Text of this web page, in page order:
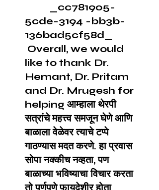
_cc781905-
5cde-3194 -bb3b-
136bad5cf58d_
Overall, we would
like to thank Dr.
Hemant, Dr. Pritam
and Dr. Mrugesh for
helping आम्हाला थेरपी
सत्रांचे महत्त्व समजून घेणे आणि
बाळाला वेळेवर त्याचे टप्पे
गाठण्यास मदत करणे. हा प्रवास
सोपा नक्कीच नव्हता, पण
बाळाच्या भविष्याचा विचार करता